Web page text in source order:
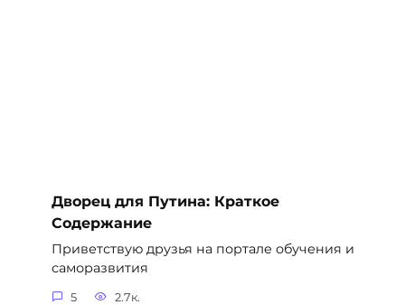
Дворец для Путина: Краткое
Содержание
Приветствую друзья на портале обучения и
саморазвития
5 2.7к.